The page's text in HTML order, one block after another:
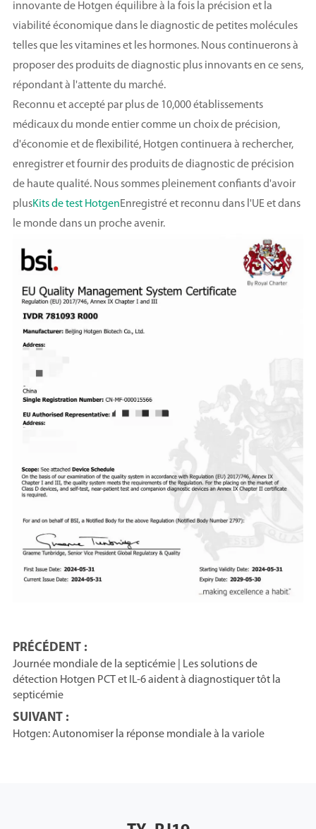
innovante de Hotgen équilibre à la fois la précision et la
viabilité économique dans le diagnostic de petites molécules
telles que les vitamines et les hormones. Nous continuerons à
proposer des produits de diagnostic plus innovants en ce sens,
répondant à l'attente du marché.
Reconnu et accepté par plus de 10,000 établissements
médicaux du monde entier comme un choix de précision,
d'économie et de flexibilité, Hotgen continuera à rechercher,
enregistrer et fournir des produits de diagnostic de précision
de haute qualité. Nous sommes pleinement confiants d'avoir
plusKits de test HotgenEnregistré et reconnu dans l'UE et dans
le monde dans un proche avenir.
PRÉCÉDENT :
Journée mondiale de la septicémie | Les solutions de
détection Hotgen PCT et IL-6 aident à diagnostiquer tôt la
septicémie
SUIVANT :
Hotgen: Autonomiser la réponse mondiale à la variole